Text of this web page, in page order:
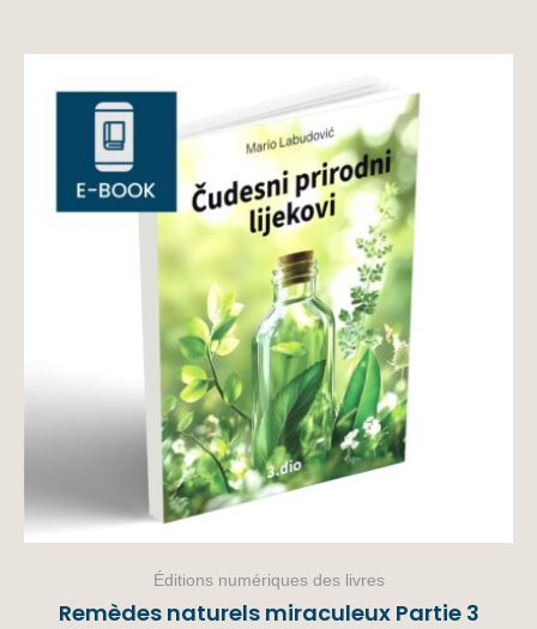
Éditions numériques des livres
Remèdes naturels miraculeux Partie 3